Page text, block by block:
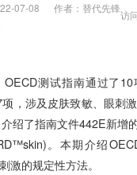
07-08 作者： 替代先锋
访
测试指南通过了
，涉及皮肤致敏、眼刺
绍了指南文件442E新增
。本期介绍
激的规定性方法。